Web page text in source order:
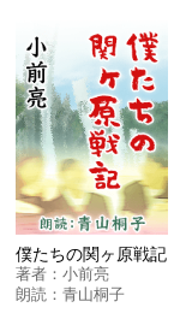
僕たちの関ヶ原戦記
著者：小前亮
朗読：青山桐子